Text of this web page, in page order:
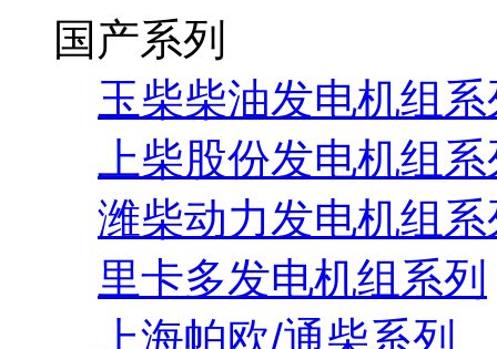
国产系列
玉柴柴油发电机组系
上柴股份发电机组
潍柴动力发电机组系
里卡多发电机组系列
上海帕欧/通柴系列